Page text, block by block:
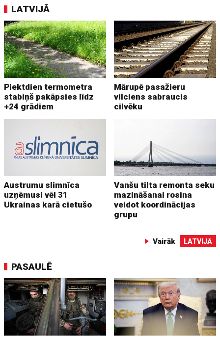
LATVIJĀ
Piektdien termometra
stabiņš pakāpsies līdz
+24 grādiem
Mārupē pasažieru
vilciens sabraucis
cilvēku
Austrumu slimnīca
uzņēmusi vēl 31
Ukrainas karā cietušo
Vanšu tilta remonta seku
mazināšanai rosina
veidot koordinācijas
grupu
Vairāk LATVIJĀ
PASAULĒ